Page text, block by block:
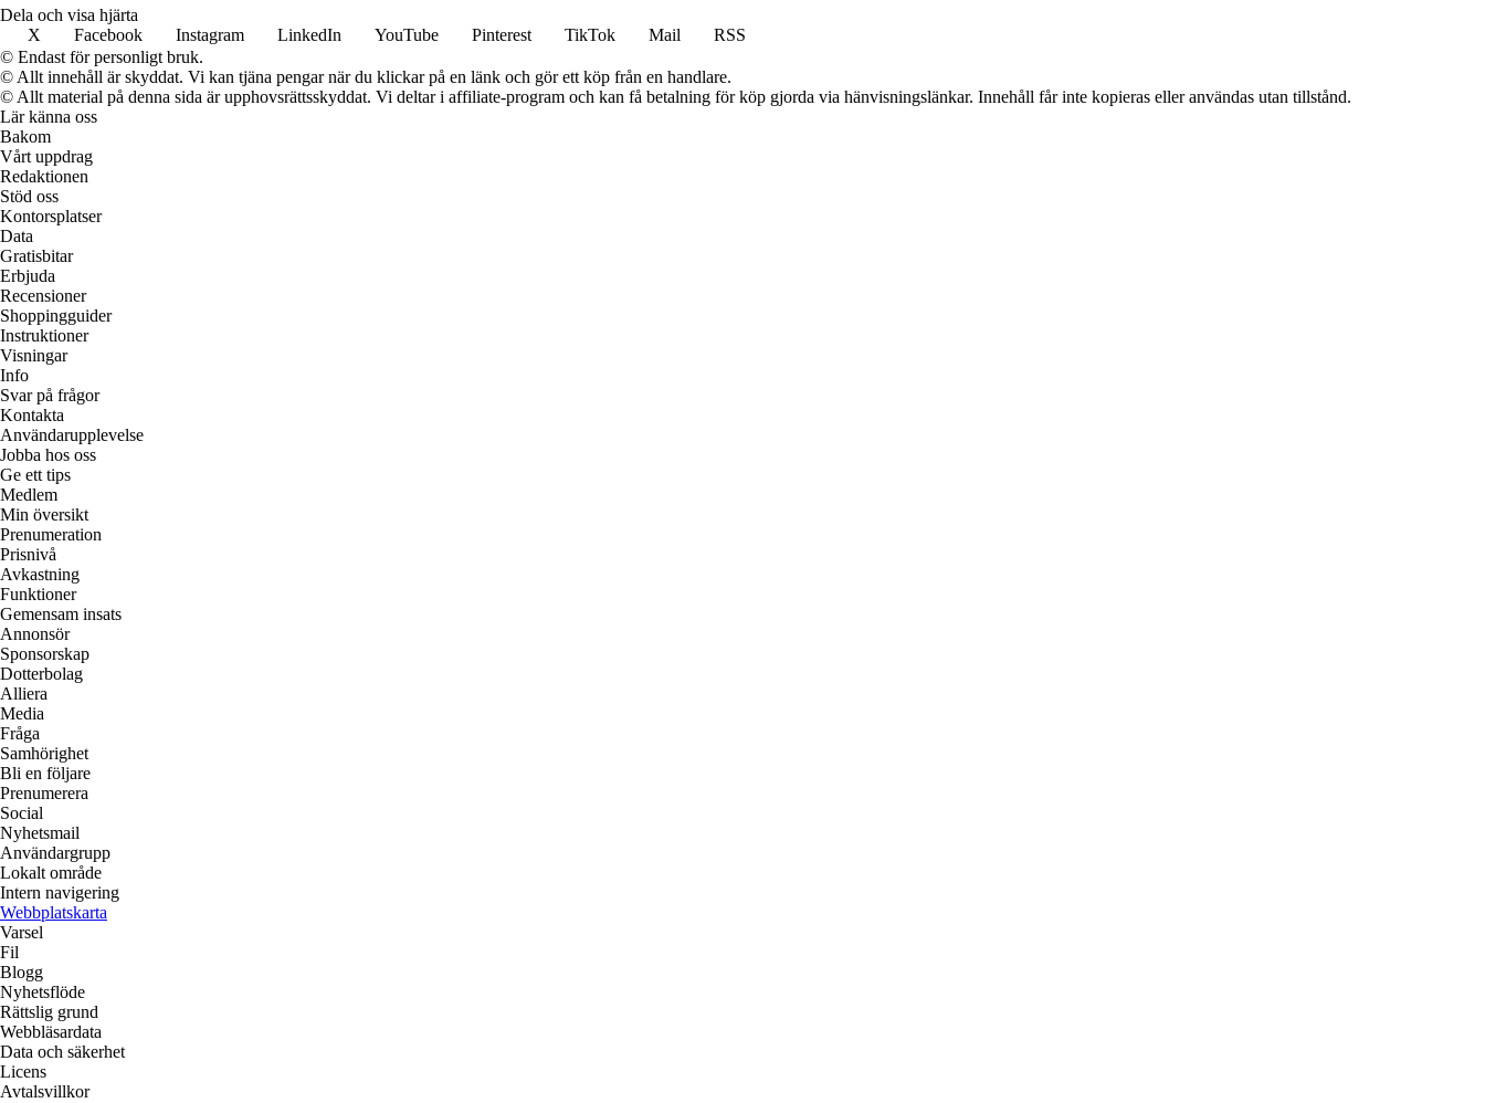
Dela och visa hjärta
X
Facebook Instagram LinkedIn YouTube Pinterest TikTok Mail
RSS
© Endast för personligt bruk.
© Allt innehåll är skyddat. Vi kan tjäna pengar när du klickar på en länk och gör ett köp från en handlare.
© Allt material på denna sida är upphovsrättsskyddat. Vi deltar i affiliate-program och kan få betalning för köp gjorda via hänvisningslänkar. Innehåll får inte kopieras eller användas utan tillstånd.
Lär känna oss
Bakom
Vårt uppdrag
Redaktionen
Stöd oss
Kontorsplatser
Data
Gratisbitar
Erbjuda
Recensioner
Shoppingguider
Instruktioner
Visningar
Info
Svar på frågor
Kontakta
Användarupplevelse
Jobba hos oss
Ge ett tips
Medlem
Min översikt
Prenumeration
Prisnivå
Avkastning
Funktioner
Gemensam insats
Annonsör
Sponsorskap
Dotterbolag
Alliera
Media
Fråga
Samhörighet
Bli en följare
Prenumerera
Social
Nyhetsmail
Användargrupp
Lokalt område
Intern navigering
Webbplatskarta
Varsel
Fil
Blogg
Nyhetsflöde
Rättslig grund
Webbläsardata
Data och säkerhet
Licens
Avtalsvillkor